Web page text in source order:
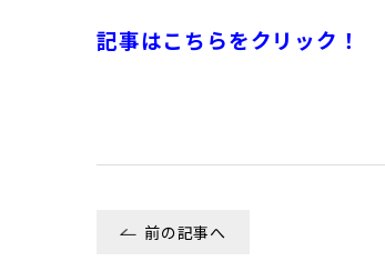
記事はこちらをクリック！
前の記事へ